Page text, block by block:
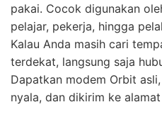
pakai. Cocok digunakan
pelajar, pekerja, hingga
Kalau Anda masih cari
terdekat, langsung saja
Dapatkan modem Orbit
nyala, dan dikirim ke